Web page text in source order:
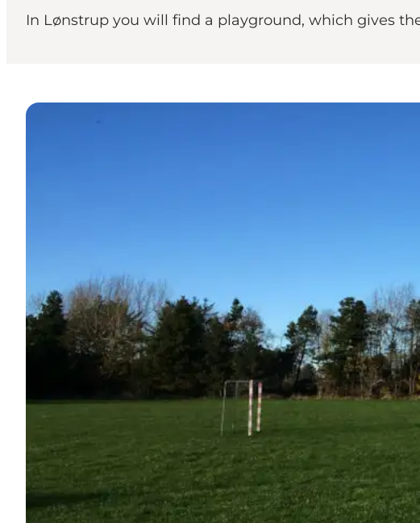
In Lønstrup you will find a playground, which gives